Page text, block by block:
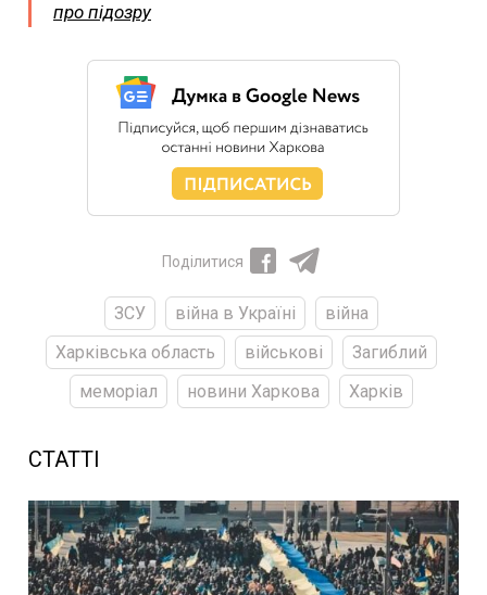
про підозру
Поділитися
ЗСУ війна в Україні
війна
Харківська область
військові
Загиблий
меморіал
новини Харкова Харків
СТАТТІ